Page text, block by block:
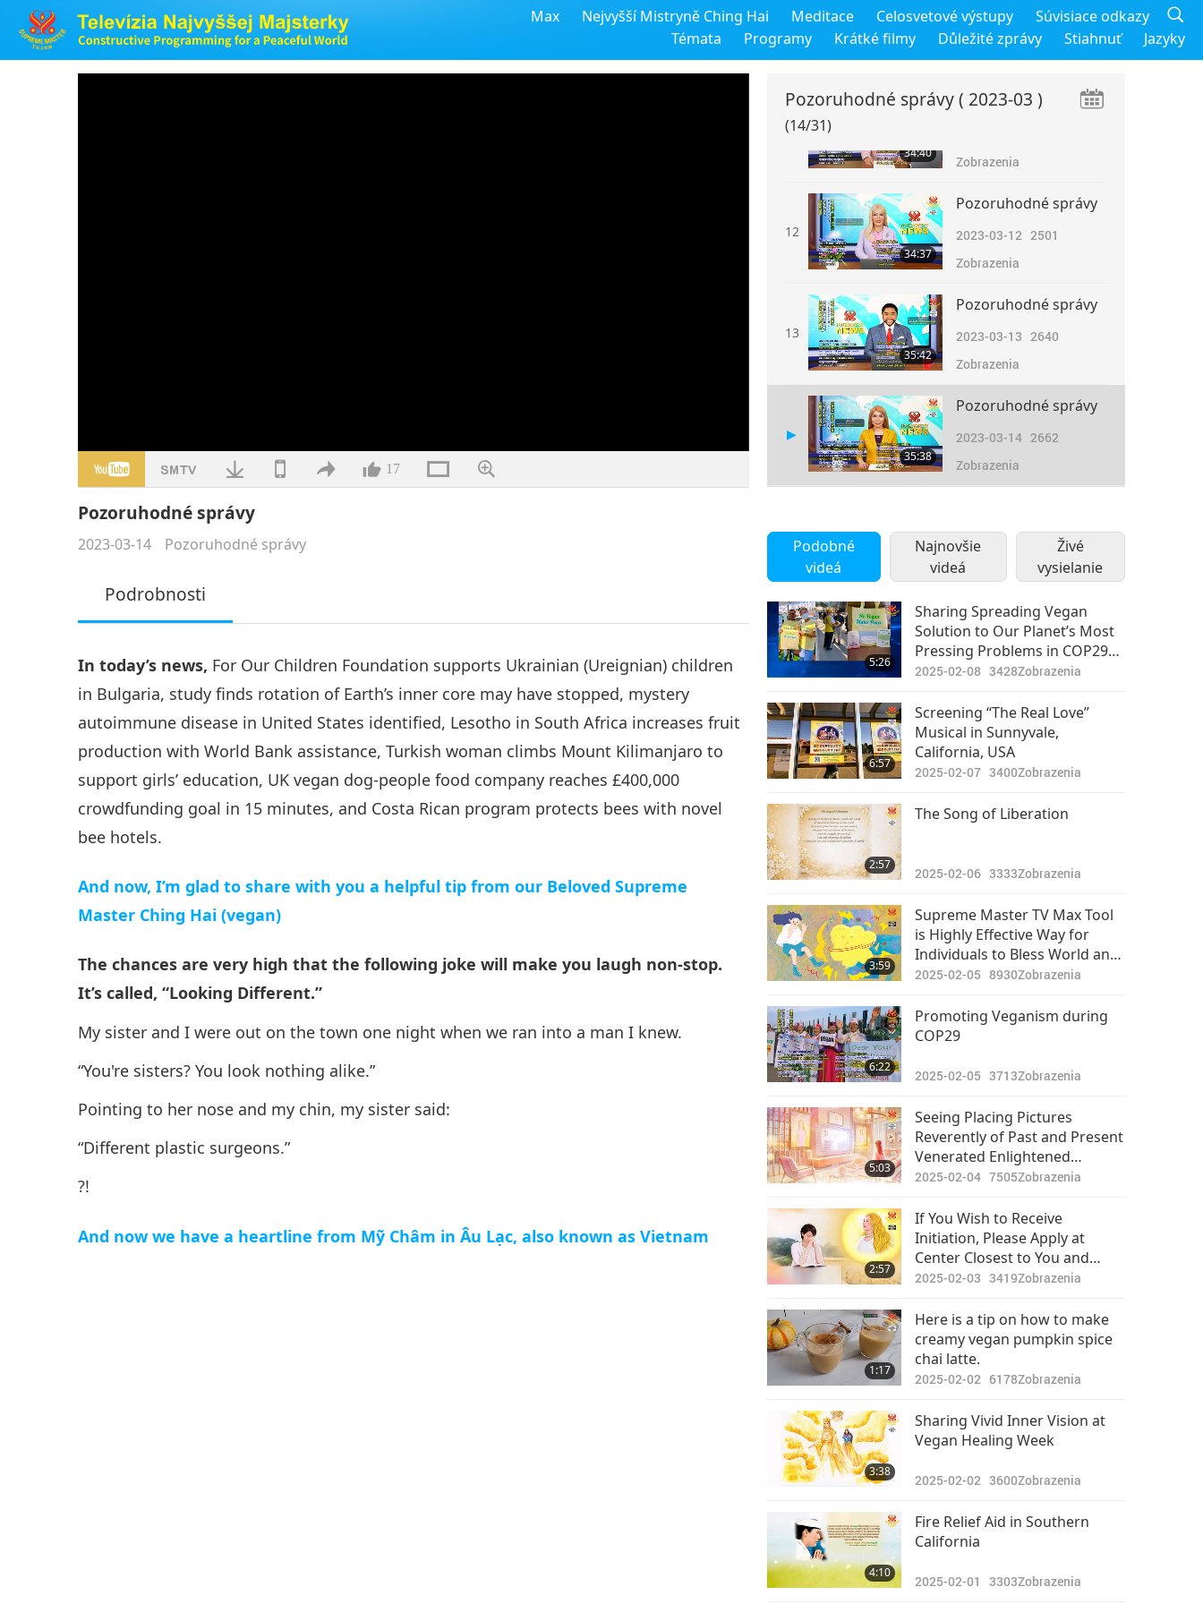
Max Nejvyšší Mistryně Ching Hai Meditace Celosvetové výstupy
Súvisiace odkazy
Témata
Programy Krátké filmy Důležité zprávy Stiahnuť Jazyky
17
Pozoruhodné správy
2023-03-14 Pozoruhodné správy
Podrobnosti
In today’s news, For Our Children Foundation supports Ukrainian (Ureignian) children
in Bulgaria, study finds rotation of Earth’s inner core may have stopped, mystery
autoimmune disease in United States identified, Lesotho in South Africa increases fruit
production with World Bank assistance, Turkish woman climbs Mount Kilimanjaro to
support girls’ education, UK vegan dog-people food company reaches £400,000
crowdfunding goal in 15 minutes, and Costa Rican program protects bees with novel
bee hotels.
And now, I’m glad to share with you a helpful tip from our Beloved Supreme
Master Ching Hai (vegan)
The chances are very high that the following joke will make you laugh non-stop.
It’s called, “Looking Different.”
My sister and I were out on the town one night when we ran into a man I knew.
“You're sisters? You look nothing alike.”
Pointing to her nose and my chin, my sister said:
“Different plastic surgeons.”
?!
And now we have a heartline from Mỹ Châm in Âu Lạc, also known as Vietnam
Pozoruhodné správy( 2023-03 )
(14/31)
38:58
2023-03-10 2442
Zobrazenia
11
34:40
Pozoruhodné správy
Zobrazenia
12
34:37
Pozoruhodné správy
2023-03-12 2501
Zobrazenia
13
35:42
Pozoruhodné správy
2023-03-13 2640
Zobrazenia
35:38
Pozoruhodné správy
2023-03-14 2662
Zobrazenia
15 2023-03-15
2597
Zobrazenia
16
38:55
Pozoruhodné správy
2023-03-16 2564
Zobrazenia
17
34:21
Pozoruhodné správy
2023-03-172530
Zobrazenia
18
Pozoruhodné správy
Zobrazenia
19
33:07
Pozoruhodné správy
2023-03-192805
Zobrazenia
20
Pozoruhodné správy
2023-03-20
Zobrazenia
21
34:25
Pozoruhodné správy
2023-03-212556
Zobrazenia
22
33:26
Pozoruhodné správy
2023-03-22 2759
Zobrazenia
23
34:16
Pozoruhodné správy
2023-03-232726
Zobrazenia
24
Pozoruhodné správy
2023-03-242763
Zobrazenia
25
Pozoruhodné správy
2023-03-25
Zobrazenia
Podobné
videá
Najnovšie
videá
Živé
vysielanie
5:26
Sharing Spreading Vegan
Solution to Our Planet’s Most
Pressing Problems in COP29
Event to Avoid Imminent
2025-02-08 3428Zobrazenia
6:57
Screening “The Real Love”
Musical in Sunnyvale,
California, USA
2025-02-07 3400Zobrazenia
2:57
The Song of Liberation
2025-02-06 3333Zobrazenia
3:59
Supreme Master TV Max Tool
is Highly Effective Way for
Individuals to Bless World and
Transform Negativity on Earth
2025-02-05 8930Zobrazenia
6:22
Promoting Veganism during
COP29
2025-02-05 3713Zobrazenia
5:03
Seeing Placing Pictures
Reverently of Past and Present
Venerated Enlightened
Masters At Home Together
TV Max will Create Incredible
Energy for Our Home and
Community
2025-02-04 7505Zobrazenia
2:57
If You Wish to Receive
Initiation, Please Apply at
Center Closest to You and
Become Vegan Now, as That Is
Receiving Initiation
2025-02-03 3419Zobrazenia
1:17
Here is a tip on how to make
creamy vegan pumpkin spice
chai latte.
2025-02-02 6178Zobrazenia
3:38
Sharing Vivid Inner Vision at
Vegan Healing Week
2025-02-02 3600Zobrazenia
4:10
Fire Relief Aid in Southern
California
2025-02-01 3303Zobrazenia